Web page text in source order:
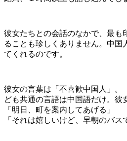
彼女たちとの会話のなかで、最も
ることも珍しくありません。中
てくれるのです。
彼女の言葉は「不喜歓中国人」
ども共通の言語は中国語だけ。彼
「明日、町を案内してあげる」
「それは嬉しいけど、早朝のバ